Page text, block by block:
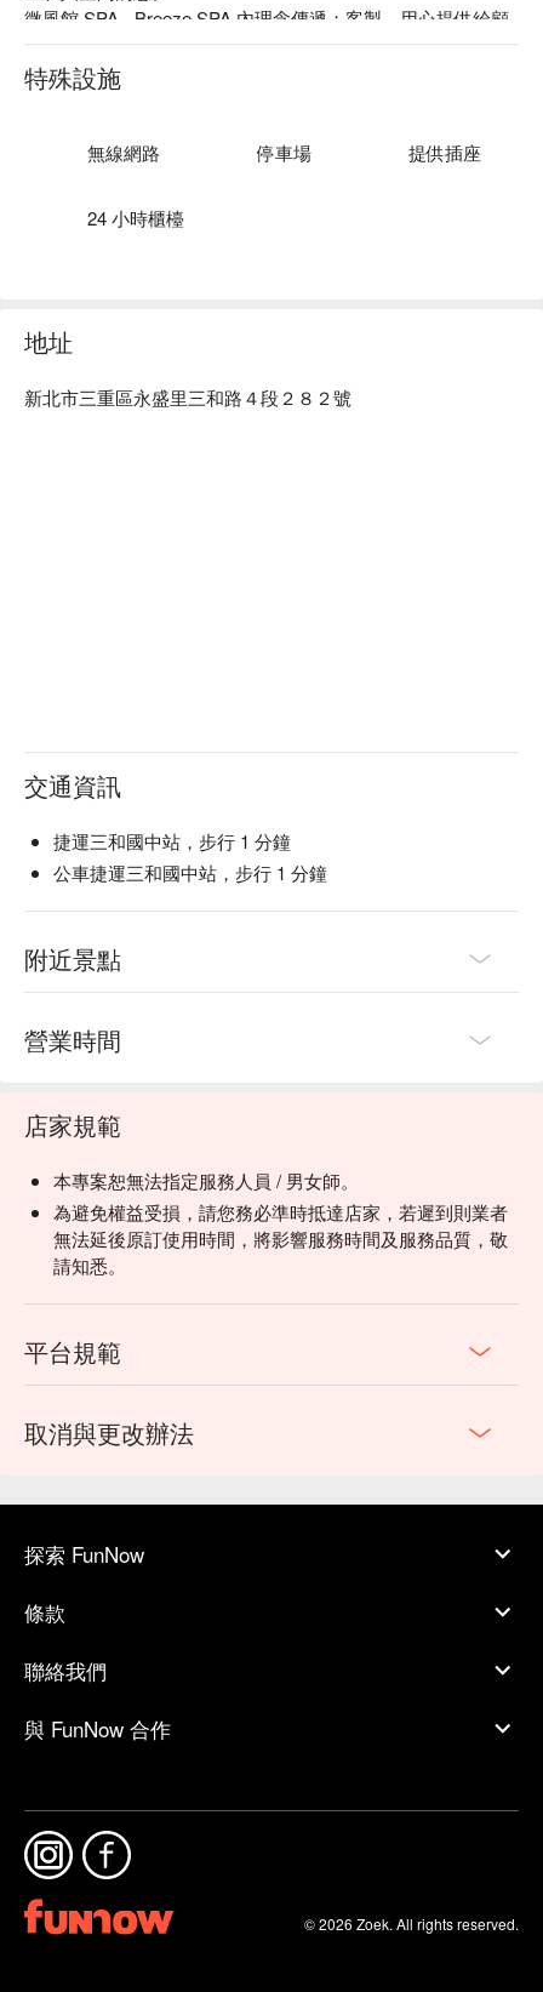
微風館 SPA - Breeze SPA 內理念傳遞：客製、用心提供給顧
客體驗！
微風 SPA - Breeze SPA 評價：Google 5 星
微風 SPA - Breeze SPA 的師傅皆有多年的專業經驗，因人施
客人都安心享受。
微風 SPA - Hotel Breeze SPA 優惠立刻查看⬇︎
特殊設施
無線網路 停車場 提供插座
24 小時櫃檯
地址
新北市三重區永盛里三和路４段２８２號
交通資訊
捷運三和國中站，步行 1 分鐘
公車捷運三和國中站，步行 1 分鐘
附近景點
營業時間
店家規範
本專案恕無法指定服務人員 / 男女師。
為避免權益受損，請您務必準時抵達店家，若遲到則業者
無法延後原訂使用時間，將影響服務時間及服務品質，敬
請知悉。
平台規範
取消與更改辦法
探索 FunNow
條款
聯絡我們
與 FunNow 合作
© 2026 Zoek. All rights reserved.